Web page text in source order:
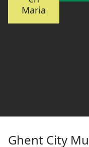
Maria
Ghent City